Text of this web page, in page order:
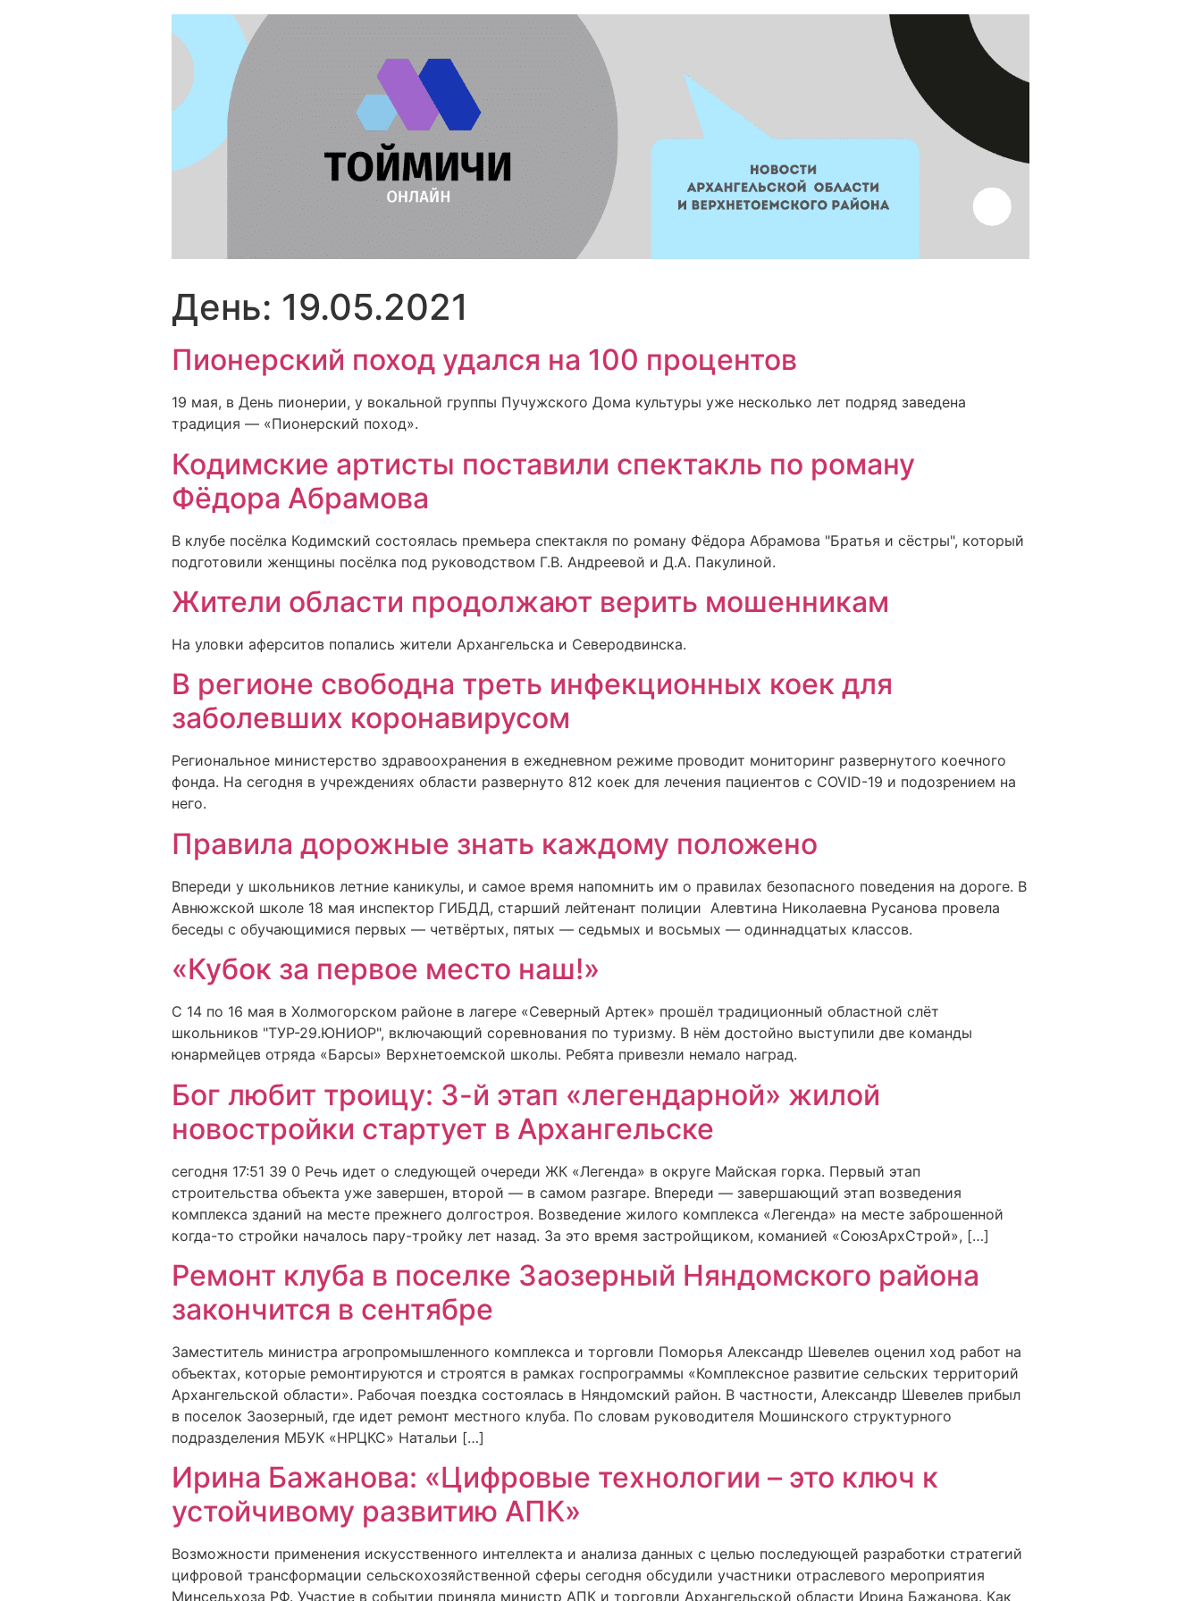
День: 19.05.2021
Пионерский поход удался на 100 процентов
19 мая, в День пионерии, у вокальной группы Пучужского Дома культуры уже несколько лет подряд заведена
традиция — «Пионерский поход».
Кодимские артисты поставили спектакль по роману
Фёдора Абрамова
В клубе посёлка Кодимский состоялась премьера спектакля по роману Фёдора Абрамова "Братья и сёстры", который
подготовили женщины посёлка под руководством Г.В. Андреевой и Д.А. Пакулиной.
Жители области продолжают верить мошенникам
На уловки аферситов попались жители Архангельска и Северодвинска.
В регионе свободна треть инфекционных коек для
заболевших коронавирусом
Региональное министерство здравоохранения в ежедневном режиме проводит мониторинг развернутого коечного
фонда. На сегодня в учреждениях области развернуто 812 коек для лечения пациентов с COVID-19 и подозрением на
него.
Правила дорожные знать каждому положено
Впереди у школьников летние каникулы, и самое время напомнить им о правилах безопасного поведения на дороге. В
Авнюжской школе 18 мая инспектор ГИБДД, старший лейтенант полиции Алевтина Николаевна Русанова провела
беседы с обучающимися первых — четвёртых, пятых — седьмых и восьмых — одиннадцатых классов.
«Кубок за первое место наш!»
С 14 по 16 мая в Холмогорском районе в лагере «Северный Артек» прошёл традиционный областной слёт
школьников "ТУР-29.ЮНИОР", включающий соревнования по туризму. В нём достойно выступили две команды
юнармейцев отряда «Барсы» Верхнетоемской школы. Ребята привезли немало наград.
Бог любит троицу: 3-й этап «легендарной» жилой
новостройки стартует в Архангельске
сегодня 17:51 39 0 Речь идет о следующей очереди ЖК «Легенда» в округе Майская горка. Первый этап
строительства объекта уже завершен, второй — в самом разгаре. Впереди — завершающий этап возведения
комплекса зданий на месте прежнего долгостроя. Возведение жилого комплекса «Легенда» на месте заброшенной
когда-то стройки началось пару-тройку лет назад. За это время застройщиком, команией «СоюзАрхСтрой», […]
Ремонт клуба в поселке Заозерный Няндомского района
закончится в сентябре
Заместитель министра агропромышленного комплекса и торговли Поморья Александр Шевелев оценил ход работ на
объектах, которые ремонтируются и строятся в рамках госпрограммы «Комплексное развитие сельских территорий
Архангельской области». Рабочая поездка состоялась в Няндомский район. В частности, Александр Шевелев прибыл
в поселок Заозерный, где идет ремонт местного клуба. По словам руководителя Мошинского структурного
подразделения МБУК «НРЦКС» Натальи […]
Ирина Бажанова: «Цифровые технологии – это ключ к
устойчивому развитию АПК»
Возможности применения искусственного интеллекта и анализа данных с целью последующей разработки стратегий
цифровой трансформации сельскохозяйственной сферы сегодня обсудили участники отраслевого мероприятия
Минсельхоза РФ. Участие в событии приняла министр АПК и торговли Архангельской области Ирина Бажанова. Как